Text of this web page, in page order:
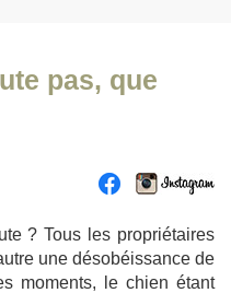
pas, que
? Tous les propriétaires
une désobéissance de
moments, le chien étant